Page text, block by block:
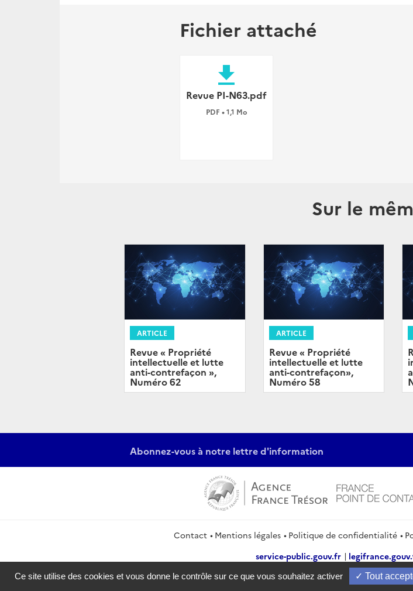
Fichier attaché
file_download
Revue PI-N63.pdf
PDF • 1,1 Mo
Sur le
ARTICLE
Revue « Propriété
intellectuelle et lutte
anti-contrefaçon »,
Numéro 62
ARTICLE
Revue « Propriété
intellectuelle et lutte
anti-contrefaçon»,
Numéro 58
Abonnez-vous à notre lettre d'information
Contact Mentions légales Politique de confidentialité
service-public.gouv.fr
2026 Direction
Ce site utilise des cookies et vous donne le contrôle sur ce que vous souhaitez activer Tout